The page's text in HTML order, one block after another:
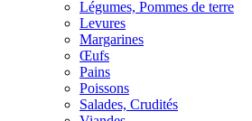
Légumes, Pommes de terre
Levures
Margarines
Œufs
Pains
Poissons
Salades, Crudités